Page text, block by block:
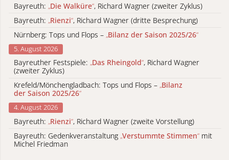
Bayreuth: „Die Walküre“, Richard Wagner (zweiter Zyklus)
Bayreuth: „Rienzi“, Richard Wagner (dritte Besprechung)
Nürnberg: Tops und Flops – „Bilanz der Saison 2025/26“
5. August 2026
Bayreuther Festspiele: „Das Rheingold“, Richard Wagner
(zweiter Zyklus)
Krefeld/Mönchengladbach: Tops und Flops – „Bilanz
der Saison 2025/26“
4. August 2026
Bayreuth: „Rienzi“, Richard Wagner (zweite Vorstellung)
Bayreuth: Gedenkveranstaltung „Verstummte Stimmen“ mit
Michel Friedman